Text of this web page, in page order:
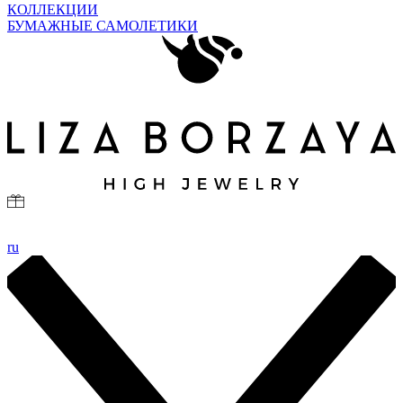
КОЛЛЕКЦИИ
БУМАЖНЫЕ САМОЛЕТИКИ
ru